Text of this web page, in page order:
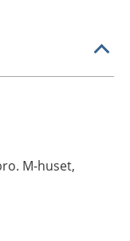
M-huset,